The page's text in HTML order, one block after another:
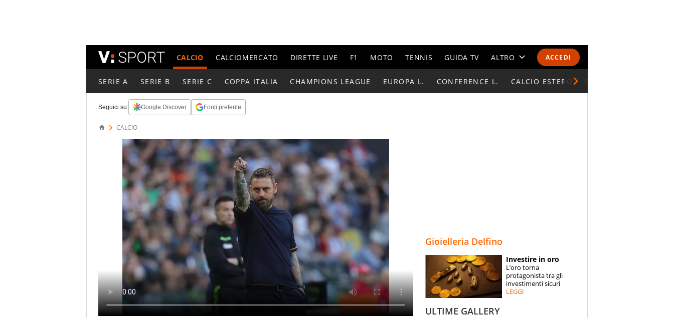
ACCEDI
CALCIO CALCIOMERCATO DIRETTE LIVE F1 MOTO TENNIS GUIDA TV ALTRO
CALENDARI E CLASSIFICHE
ESPERTI
CONTATTI
SERIE A SERIE B SERIE C COPPA ITALIA CHAMPIONS LEAGUE EUROPA L. CONFERENCE L. CALCIO ESTERO
Seguici su: Google Discover Fonti preferite
CALCIO
Gioielleria Delfino
Investire in oro
L’oro torna
protagonista tra gli
investimenti sicuri
LEGGI
ULTIME GALLERY